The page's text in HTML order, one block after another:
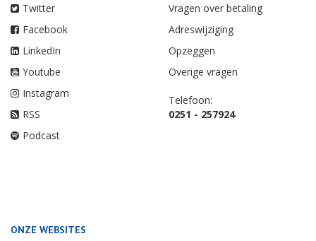
Twitter
Facebook
LinkedIn
Youtube
Instagram
RSS
Podcast
Vragen over betaling
Adreswijziging
Opzeggen
Overige vragen
Telefoon:
0251 - 257924
ONZE WEBSITES